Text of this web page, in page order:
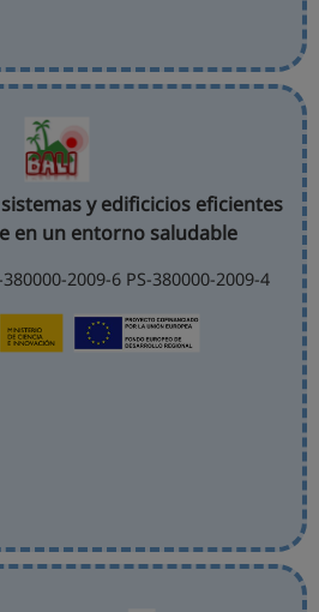
y edificicios eficientes
en un entorno saludable
2009-6 PS-380000-2009-4